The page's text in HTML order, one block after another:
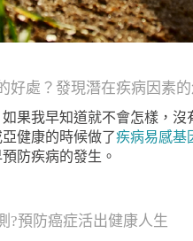
好處？發現潛在疾病因素
果我早知道就不會怎樣，
健康的時候做了疾病易感基
防疾病的發生。
?預防癌症活出健康人生